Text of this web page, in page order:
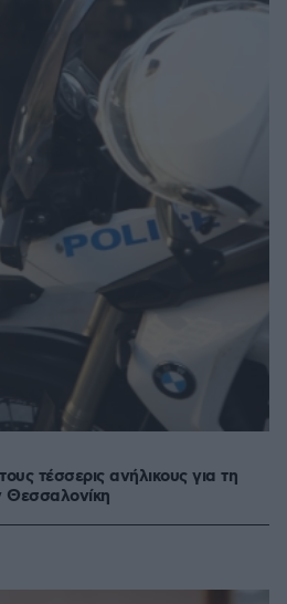
τέσσερις ανήλικους για τη
Θεσσαλονίκη